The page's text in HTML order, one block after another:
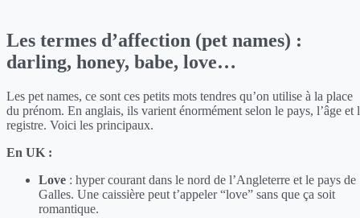
Les termes d’affection (pet names) :
darling, honey, babe, love…
Les pet names, ce sont ces petits mots tendres qu’on utilise à la place
du prénom. En anglais, ils varient énormément selon le pays, l’âge et
registre. Voici les principaux.
En UK :
Love : hyper courant dans le nord de l’Angleterre et le pays de
Galles. Une caissière peut t’appeler “love” sans que ça soit
romantique.